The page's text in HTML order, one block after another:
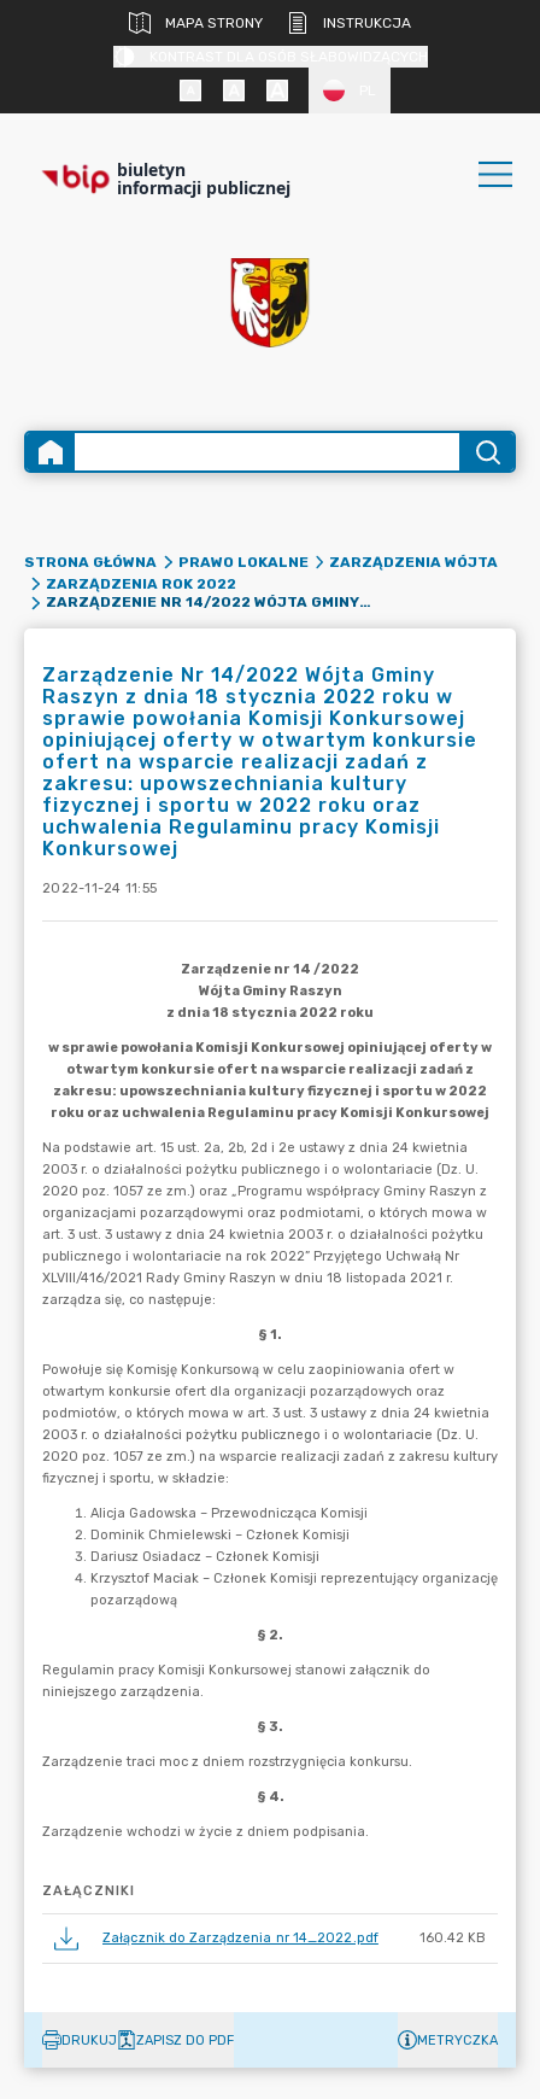
MAPA STRONY
INSTRUKCJA
biuletyn
informacji publicznej
STRONA GŁÓWNA PRAWO LOKALNE
ZARZĄDZENIA WÓJTA
ZARZĄDZENIA ROK 2022
ZARZĄDZENIE NR 14/2022 WÓJTA GMINY RASZYN Z DNIA 18 STYCZNIA 2022 ROKU W SPRAWIE POWOŁANIA KOMISJI KONKURSOWEJ OPINIUJĄCEJ OFERTY W OTWARTYM KONKURSIE OFERT NA WSPARCIE REALIZACJI ZADAŃ Z ZAKRESU: UPOWSZECHNIANIA KULTURY FIZYCZNEJ I SPORTU W 2022 ROKU ORAZ UCHWALENIA REGULAMINU PRACY KOMISJI KONKURSOWEJ
Zarządzenie Nr 14/2022 Wójta Gminy
Raszyn z dnia 18 stycznia 2022 roku w
sprawie powołania Komisji Konkursowej
opiniującej oferty w otwartym konkursie
ofert na wsparcie realizacji zadań z
zakresu: upowszechniania kultury
fizycznej i sportu w 2022 roku oraz
uchwalenia Regulaminu pracy Komisji
Konkursowej
2022-11-24 11:55
ZAŁĄCZNIKI
Załącznik do Zarządzenia nr 14_2022.pdf 160.42 KB
DRUKUJ ZAPISZ DO PDF METRYCZKA